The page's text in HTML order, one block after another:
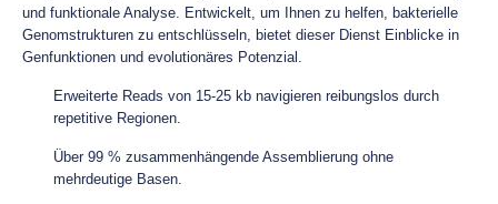
und funktionale Analyse. Entwickelt, um Ihnen zu helfen, bakterielle
Genomstrukturen zu entschlüsseln, bietet dieser Dienst Einblicke in
Genfunktionen und evolutionäres Potenzial.
Erweiterte Reads von 15-25 kb navigieren reibungslos durch
repetitive Regionen.
Über 99 % zusammenhängende Assemblierung ohne
mehrdeutige Basen.